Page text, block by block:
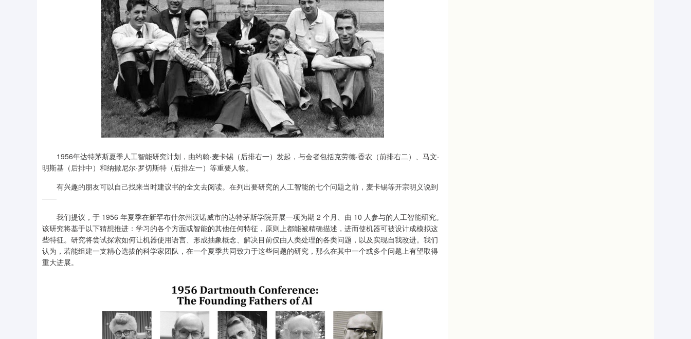
1956年达特茅斯夏季人工智能研究计划，由约翰·麦卡锡（后排右一）发起，与会者包括克劳德·香农（前排右二）、马文·
明斯基（后排中）和纳撒尼尔·罗切斯特（后排左一）等重要人物。
有兴趣的朋友可以自己找来当时建议书的全文去阅读。在列出要研究的人工智能的七个问题之前，麦卡锡等开宗明义说到
——
我们提议，于 1956 年夏季在新罕布什尔州汉诺威市的达特茅斯学院开展一项为期 2 个月、由 10 人参与的人工智能研究。
该研究将基于以下猜想推进：学习的各个方面或智能的其他任何特征，原则上都能被精确描述，进而使机器可被设计成模拟这
些特征。研究将尝试探索如何让机器使用语言、形成抽象概念、解决目前仅由人类处理的各类问题，以及实现自我改进。我们
认为，若能组建一支精心选拔的科学家团队，在一个夏季共同致力于这些问题的研究，那么在其中一个或多个问题上有望取得
重大进展。